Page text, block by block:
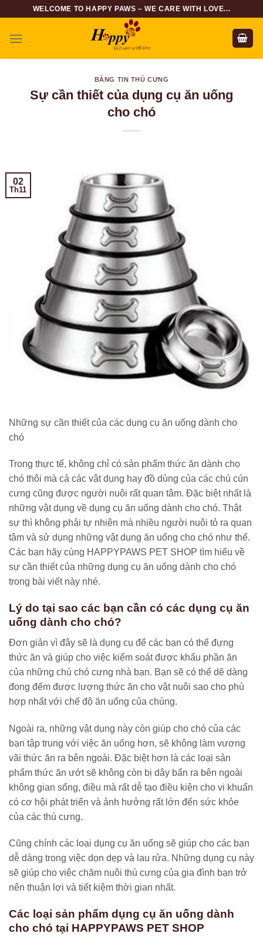
content
WELCOME TO HAPPY PAWS – WE CARE WITH LOVE...
BẢNG TIN THÚ CƯNG
Sự cần thiết của dụng cụ ăn uống
cho chó
02
Th11
Những sự cần thiết của các dụng cụ ăn uống dành cho
chó
Trong thực tế, không chỉ có sản phẩm thức ăn dành cho
chó thôi mà cả các vật dụng hay đồ dùng của các chú cún
cưng cũng được người nuôi rất quan tâm. Đặc biệt nhất là
những vật dụng về dụng cụ ăn uống dành cho chó. Thật
sự thì không phải tự nhiên mà nhiều người nuôi tỏ ra quan
tâm và sử dụng những vật dụng ăn uống cho chó như thế.
Các bạn hãy cùng HAPPYPAWS PET SHOP tìm hiểu về
sự cần thiết của những dụng cụ ăn uống dành cho chó
trong bài viết này nhé.
Lý do tại sao các bạn cần có các dụng cụ ăn
uống dành cho chó?
Đơn giản vì đây sẽ là dụng cụ để các bạn có thể đựng
thức ăn và giúp cho việc kiểm soát được khẩu phần ăn
của những chú chó cưng nhà bạn. Bạn sẽ có thể dẽ dàng
đong đếm được lượng thức ăn cho vật nuôi sao cho phù
hợp nhất với chế độ ăn uống của chúng.
Ngoài ra, những vật dụng này còn giúp cho chó của các
bạn tập trung với việc ăn uống hơn, sẽ không làm vương
vãi thức ăn ra bên ngoài. Đặc biệt hơn là các loại sản
phẩm thức ăn ướt sẽ không còn bị dây bẩn ra bên ngoài
không gian sống, điều mà rất dễ tạo điều kiện cho vi khuẩn
có cơ hội phát triển và ảnh hưởng rất lớn đến sức khỏe
của các thú cưng.
Cũng chính các loại dụng cụ ăn uống sẽ giúp cho các bạn
dễ dàng trong việc dọn dẹp và lau rửa. Những dụng cụ này
sẽ giúp cho việc chăm nuôi thú cưng của gia đình bạn trở
nên thuận lợi và tiết kiệm thời gian nhất.
Các loại sản phẩm dụng cụ ăn uống dành
cho chó tại HAPPYPAWS PET SHOP